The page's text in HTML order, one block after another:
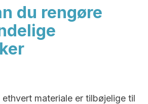
du rengøre
materiale er tilbøjelige til